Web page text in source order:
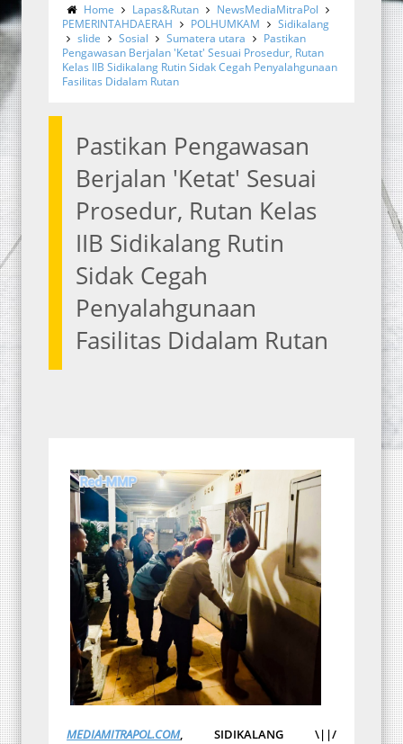
Home Lapas&Rutan
NewsMediaMitraPol
PEMERINTAHDAERAH
POLHUMKAM
Sidikalang
slide
Sosial Sumatera utara
Pastikan
Pengawasan Berjalan 'Ketat' Sesuai Prosedur, Rutan
Kelas IIB Sidikalang Rutin Sidak Cegah Penyalahgunaan
Fasilitas Didalam Rutan
Pastikan Pengawasan
Berjalan 'Ketat' Sesuai
Prosedur, Rutan Kelas
IIB Sidikalang Rutin
Sidak Cegah
Penyalahgunaan
Fasilitas Didalam Rutan
MEDIAMITRAPOL.COM, SIDIKALANG \||/